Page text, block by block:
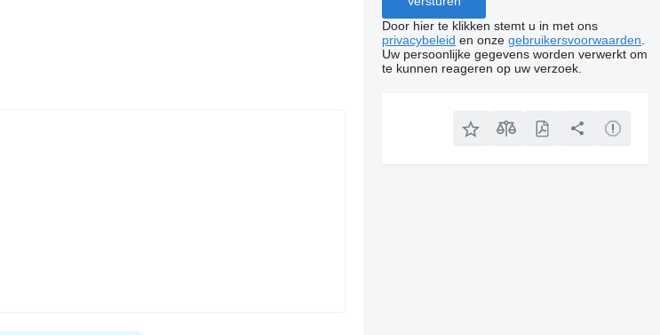
Door hier te klikken stemt u in met ons
privacybeleid en onzegebruikersvoorwaarden
Uw persoonlijke gegevens worden verwerkt om
te kunnen reageren op uw verzoek.